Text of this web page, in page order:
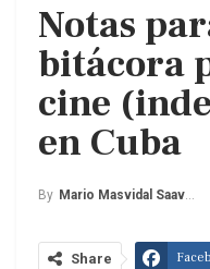
Notas
bitácora
cine
en Cuba
By Mario Masvidal Saavedra
Share